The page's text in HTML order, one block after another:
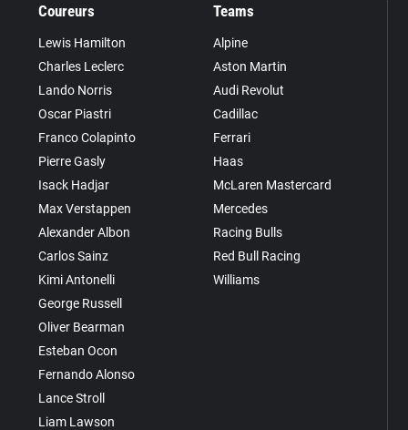
Coureurs
Lewis Hamilton
Charles Leclerc
Lando Norris
Oscar Piastri
Franco Colapinto
Pierre Gasly
Isack Hadjar
Max Verstappen
Alexander Albon
Carlos Sainz
Kimi Antonelli
George Russell
Oliver Bearman
Esteban Ocon
Fernando Alonso
Lance Stroll
Liam Lawson
Teams
Alpine
Aston Martin
Audi Revolut
Cadillac
Ferrari
Haas
McLaren Mastercard
Mercedes
Racing Bulls
Red Bull Racing
Williams